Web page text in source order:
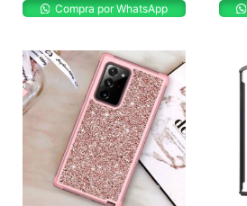
Compra por WhatsApp